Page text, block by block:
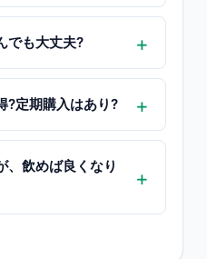
でも大丈夫?
?定期購入はあり?
、飲めば良くなり